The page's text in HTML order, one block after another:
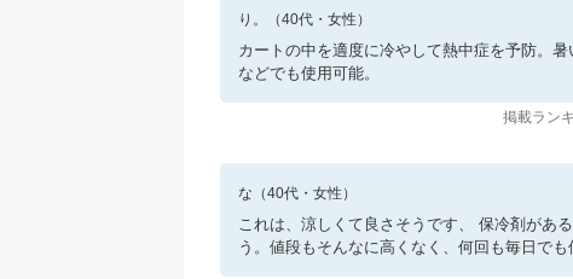
り。 （40代・ 女性 ）
カートの中を適度に冷やして熱中症を予防。
などでも使用可能。
掲載ラン
な （40代・ 女性 ）
これは、涼しくて良さそうです、 保冷剤があ
う。値段もそんなに高くなく、何回も毎日でも